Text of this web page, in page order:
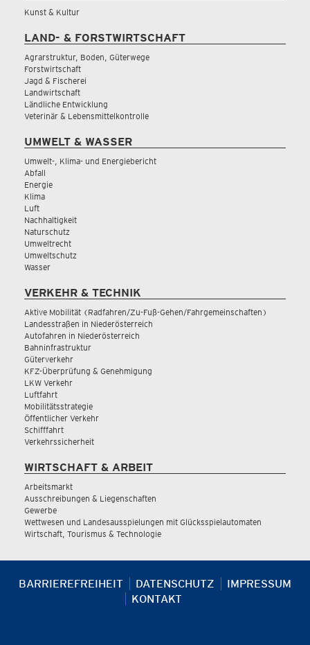
Kunst & Kultur
LAND- & FORSTWIRTSCHAFT
Agrarstruktur, Boden, Güterwege
Forstwirtschaft
Jagd & Fischerei
Landwirtschaft
Ländliche Entwicklung
Veterinär & Lebensmittelkontrolle
UMWELT & WASSER
Umwelt-, Klima- und Energiebericht
Abfall
Energie
Klima
Luft
Nachhaltigkeit
Naturschutz
Umweltrecht
Umweltschutz
Wasser
VERKEHR & TECHNIK
Aktive Mobilität (Radfahren/Zu-Fuß-Gehen/Fahrgemeinschaften)
Landesstraßen in Niederösterreich
Autofahren in Niederösterreich
Bahninfrastruktur
Güterverkehr
KFZ-Überprüfung & Genehmigung
LKW Verkehr
Luftfahrt
Mobilitätsstrategie
Öffentlicher Verkehr
Schifffahrt
Verkehrssicherheit
WIRTSCHAFT & ARBEIT
Arbeitsmarkt
Ausschreibungen & Liegenschaften
Gewerbe
Wettwesen und Landesausspielungen mit Glücksspielautomaten
Wirtschaft, Tourismus & Technologie
BARRIEREFREIHEIT DATENSCHUTZ
IMPRESSUM
KONTAKT